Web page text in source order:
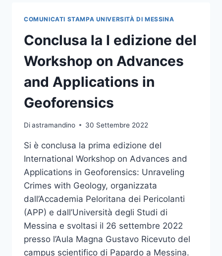
WELCOME
DAY
UNIME
COMUNICATI STAMPA UNIVERSITÀ DI MESSINA
Conclusa la I edizione del
Workshop on Advances
and Applications in
Geoforensics
Diastramandino 30 Settembre 2022
Si è conclusa la prima edizione del
International Workshop on Advances and
Applications in Geoforensics: Unraveling
Crimes with Geology, organizzata
dall’Accademia Peloritana dei Pericolanti
(APP) e dall’Università degli Studi di
Messina e svoltasi il 26 settembre 2022
presso l’Aula Magna Gustavo Ricevuto del
campus scientifico di Papardo a Messina.